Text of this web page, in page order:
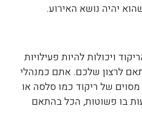
יהיה נושא האירוע.
ויכולות להיות פעילויות
לרצון שלכם. אתם כמנהלי
מסוים של ריקוד כמו סלסה או
בו פשוטות, הכל בהתאם